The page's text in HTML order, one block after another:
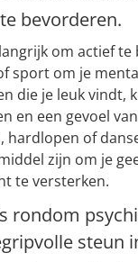
bevorderen.
om actief
sport om je
die je leuk vindt,
en een gevoel
hardlopen of
zijn om je
te versterken.
rondom
steun